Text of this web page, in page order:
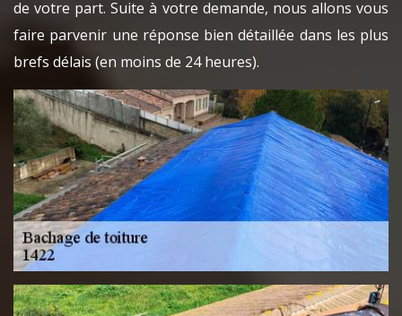
de votre part. Suite à votre demande, nous allons vous
faire parvenir une réponse bien détaillée dans les plus
brefs délais (en moins de 24 heures).